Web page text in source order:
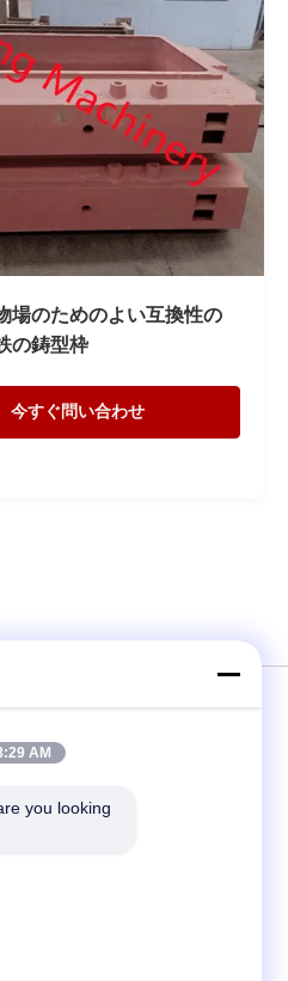
場のためのよい互換性の
の鋳型枠
今すぐ問い合わせ
AM
you looking